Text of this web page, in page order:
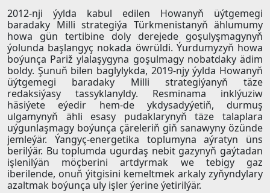
2012-nji ýylda kabul edilen Howanyň üýtgemegi
baradaky Milli strategiýa Türkmenistanyň ählumumy
howa gün tertibine doly derejede goşulyşmagynyň
ýolunda başlangyç nokada öwrüldi. Ýurdumyzyň howa
boýunça Pariž ylalaşygyna goşulmagy nobatdaky ädim
boldy. Şunuň bilen baglylykda, 2019-njy ýylda Howanyň
üýtgemegi baradaky Milli strategiýanyň täze
redaksiýasy tassyklanyldy. Resminama inklýuziw
häsiýete eýedir hem-de ykdysadyýetiň, durmuş
ulgamynyň ähli esasy pudaklarynyň täze talaplara
uýgunlaşmagy boýunça çäreleriň giň sanawyny özünde
jemleýär. Ýangyç-energetika toplumyna aýratyn üns
berilýär. Bu toplumda ugurdaş nebit gazynyň gaýtadan
işlenilýän möçberini artdyrmak we tebigy gaz
iberilende, onuň ýitgisini kemeltmek arkaly zyňyndylary
azaltmak boýunça uly işler ýerine ýetirilýär.